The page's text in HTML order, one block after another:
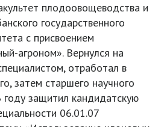
плодоовощеводства и
государственного
с присвоением
агроном». Вернулся на
отработал в
затем старшего научного
защитил кандидатскую
06.01.07